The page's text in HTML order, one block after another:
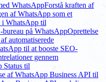
WhatsAppForstå kraften af
af WhatsApp som et
WhatsApp til
på WhatsAppOprettelse
automatiserede
til at booste SEO-
gennem
Status til
af WhatsApp Business API til